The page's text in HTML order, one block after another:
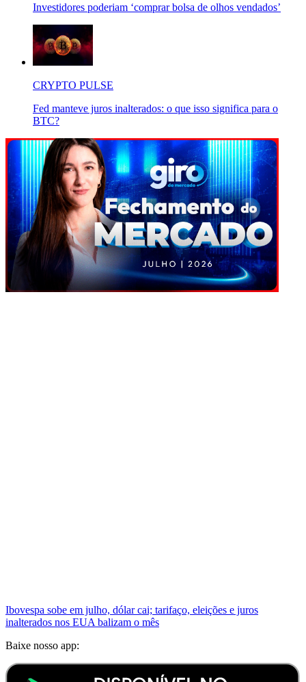
Investidores poderiam ‘comprar bolsa de olhos vendados’
CRYPTO PULSE
Fed manteve juros inalterados: o que isso significa para o
BTC?
Ibovespa sobe em julho, dólar cai; tarifaço, eleições e juros
inalterados nos EUA balizam o mês
Baixe nosso app: